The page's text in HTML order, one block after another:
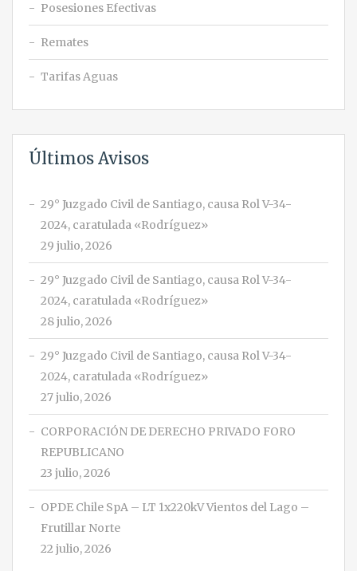
Posesiones Efectivas
Remates
Tarifas Aguas
Últimos Avisos
29° Juzgado Civil de Santiago, causa Rol V-34-
2024, caratulada «Rodríguez»
29 julio, 2026
29° Juzgado Civil de Santiago, causa Rol V-34-
2024, caratulada «Rodríguez»
28 julio, 2026
29° Juzgado Civil de Santiago, causa Rol V-34-
2024, caratulada «Rodríguez»
27 julio, 2026
CORPORACIÓN DE DERECHO PRIVADO FORO
REPUBLICANO
23 julio, 2026
OPDE Chile SpA – LT 1x220kV Vientos del Lago –
Frutillar Norte
22 julio, 2026